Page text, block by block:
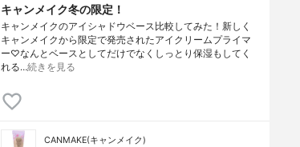
キャンメイク冬の限定！
キャンメイクのアイシャドウベース比較してみた！新しく
キャンメイクから限定で発売されたアイクリームプライマ
ー♡なんとベースとしてだけでなくしっとり保湿もしてく
れる…続きを見る
CANMAKE(キャンメイク)